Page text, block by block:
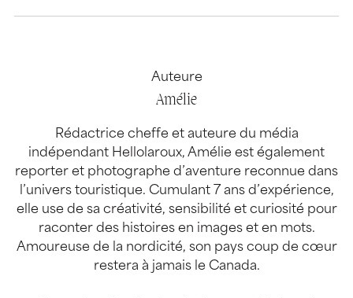
Auteure
Amélie
Rédactrice cheffe et auteure du média
indépendant Hellolaroux, Amélie est également
reporter et photographe d’aventure reconnue dans
l’univers touristique. Cumulant 7 ans d’expérience,
elle use de sa créativité, sensibilité et curiosité pour
raconter des histoires en images et en mots.
Amoureuse de la nordicité, son pays coup de cœur
restera à jamais le Canada.